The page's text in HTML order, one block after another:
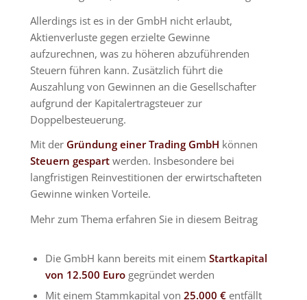
Allerdings ist es in der GmbH nicht erlaubt,
Aktienverluste gegen erzielte Gewinne
aufzurechnen, was zu höheren abzuführenden
Steuern führen kann. Zusätzlich führt die
Auszahlung von Gewinnen an die Gesellschafter
aufgrund der Kapitalertragsteuer zur
Doppelbesteuerung.
Mit der Gründung einer Trading GmbH können
Steuern gespart werden. Insbesondere bei
langfristigen Reinvestitionen der erwirtschafteten
Gewinne winken Vorteile.
Mehr zum Thema erfahren Sie in diesem Beitrag
Die GmbH kann bereits mit einemStartkapital
von 12.500 Euro gegründet werden
Mit einem Stammkapital von25.000 € entfällt